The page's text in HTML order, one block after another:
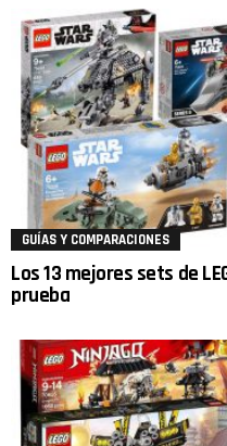
GUÍAS Y COMPARACIONES
Los 13 mejores sets de
prueba